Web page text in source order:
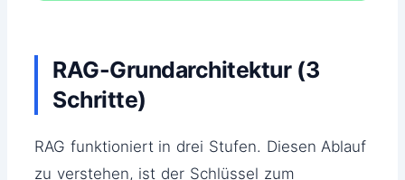
RAG-Grundarchitektur (3
Schritte)
RAG funktioniert in drei Stufen. Diesen Ablauf
zu verstehen, ist der Schlüssel zum